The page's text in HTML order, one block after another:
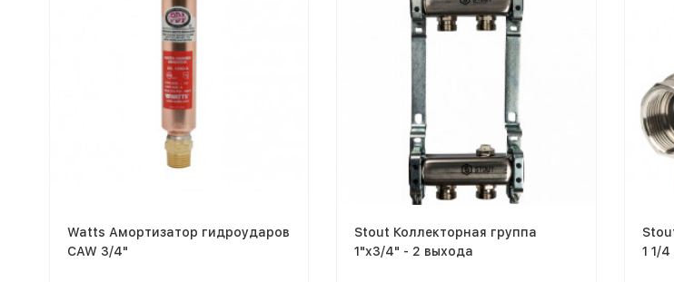
Watts Амортизатор гидроударов
CAW 3/4"
Stout Коллекторная группа
1"x3/4" - 2 выхода
1 1/4